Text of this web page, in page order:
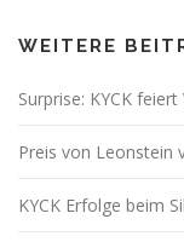
WEITERE
Surprise: KYCK
Preis von Leonstein
KYCK Erfolge beim